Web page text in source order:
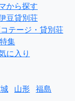
から探す
豆貸別荘
テージ・貸別荘
集
に入り
山形 福島